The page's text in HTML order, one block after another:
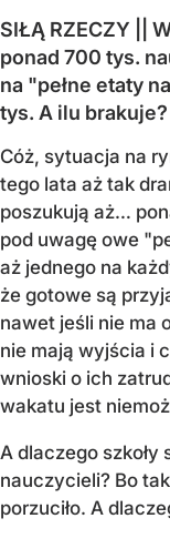
SIŁĄ RZECZY ||
ponad 700 tys.
na "pełne etaty
tys. A ilu brakuje?
Cóż, sytuacja na
tego lata aż tak
poszukują aż…
pod uwagę owe
aż jednego na
że gotowe są
nawet jeśli nie ma
nie mają wyjścia i
wnioski o ich
wakatu jest
A dlaczego szkoły
nauczycieli? Bo
porzuciło. A